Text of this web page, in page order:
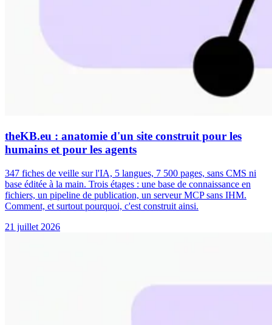
theKB.eu : anatomie d'un site construit pour les
humains et pour les agents
347 fiches de veille sur l'IA, 5 langues, 7 500 pages, sans CMS ni
base éditée à la main. Trois étages : une base de connaissance en
fichiers, un pipeline de publication, un serveur MCP sans IHM.
Comment, et surtout pourquoi, c'est construit ainsi.
21 juillet 2026